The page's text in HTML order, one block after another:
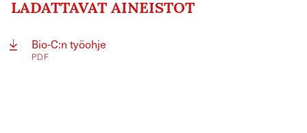
LADATTAVAT AINEISTOT
Bio-C:n työohje
PDF